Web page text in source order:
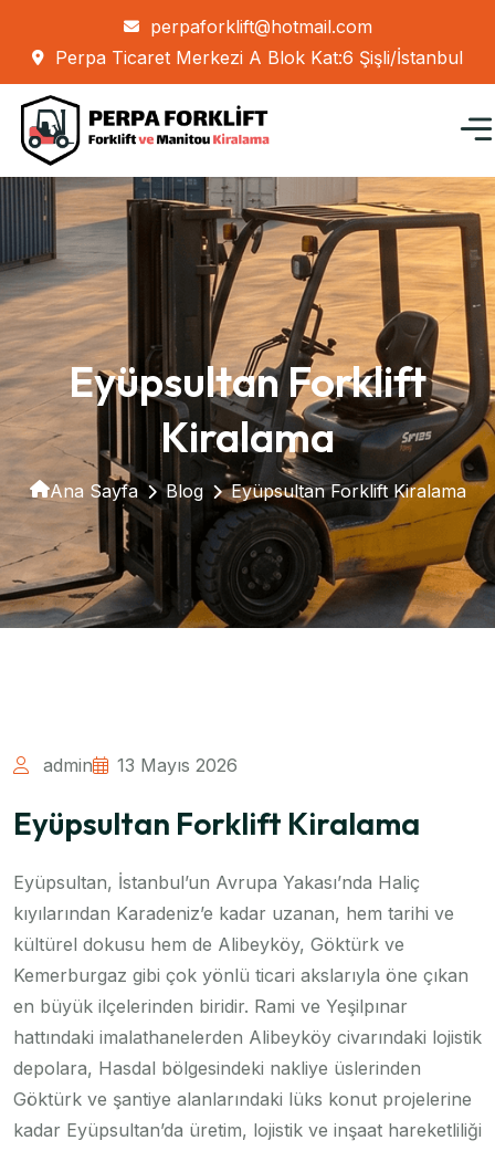
perpaforklift@hotmail.com
Perpa Ticaret Merkezi A Blok Kat:6 Şişli/İstanbul
Eyüpsultan Forklift
Kiralama
Ana Sayfa Blog Eyüpsultan Forklift Kiralama
admin 13 Mayıs 2026
Eyüpsultan Forklift Kiralama
Eyüpsultan, İstanbul’un Avrupa Yakası’nda Haliç
kıyılarından Karadeniz’e kadar uzanan, hem tarihi ve
kültürel dokusu hem de Alibeyköy, Göktürk ve
Kemerburgaz gibi çok yönlü ticari akslarıyla öne çıkan
en büyük ilçelerinden biridir. Rami ve Yeşilpınar
hattındaki imalathanelerden Alibeyköy civarındaki lojistik
depolara, Hasdal bölgesindeki nakliye üslerinden
Göktürk ve şantiye alanlarındaki lüks konut projelerine
kadar Eyüpsultan’da üretim, lojistik ve inşaat hareketliliği